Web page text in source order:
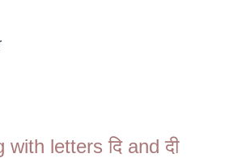
letters दि and दी